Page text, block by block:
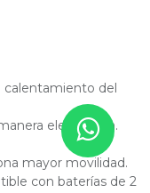
calentamiento del
electrónica.
mayor movilidad.
con baterías de 2